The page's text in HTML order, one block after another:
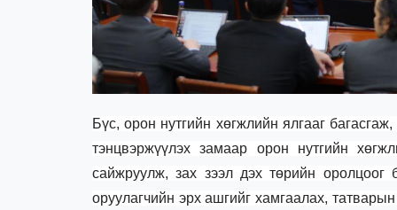
Бүс, орон нутгийн хөгжлийн ялгааг
тэнцвэржүүлэх замаар орон нутгийн
сайжруулж, зах зээл дэх төрийн оролцоог
оруулагчийн эрх ашгийг хамгаалах,